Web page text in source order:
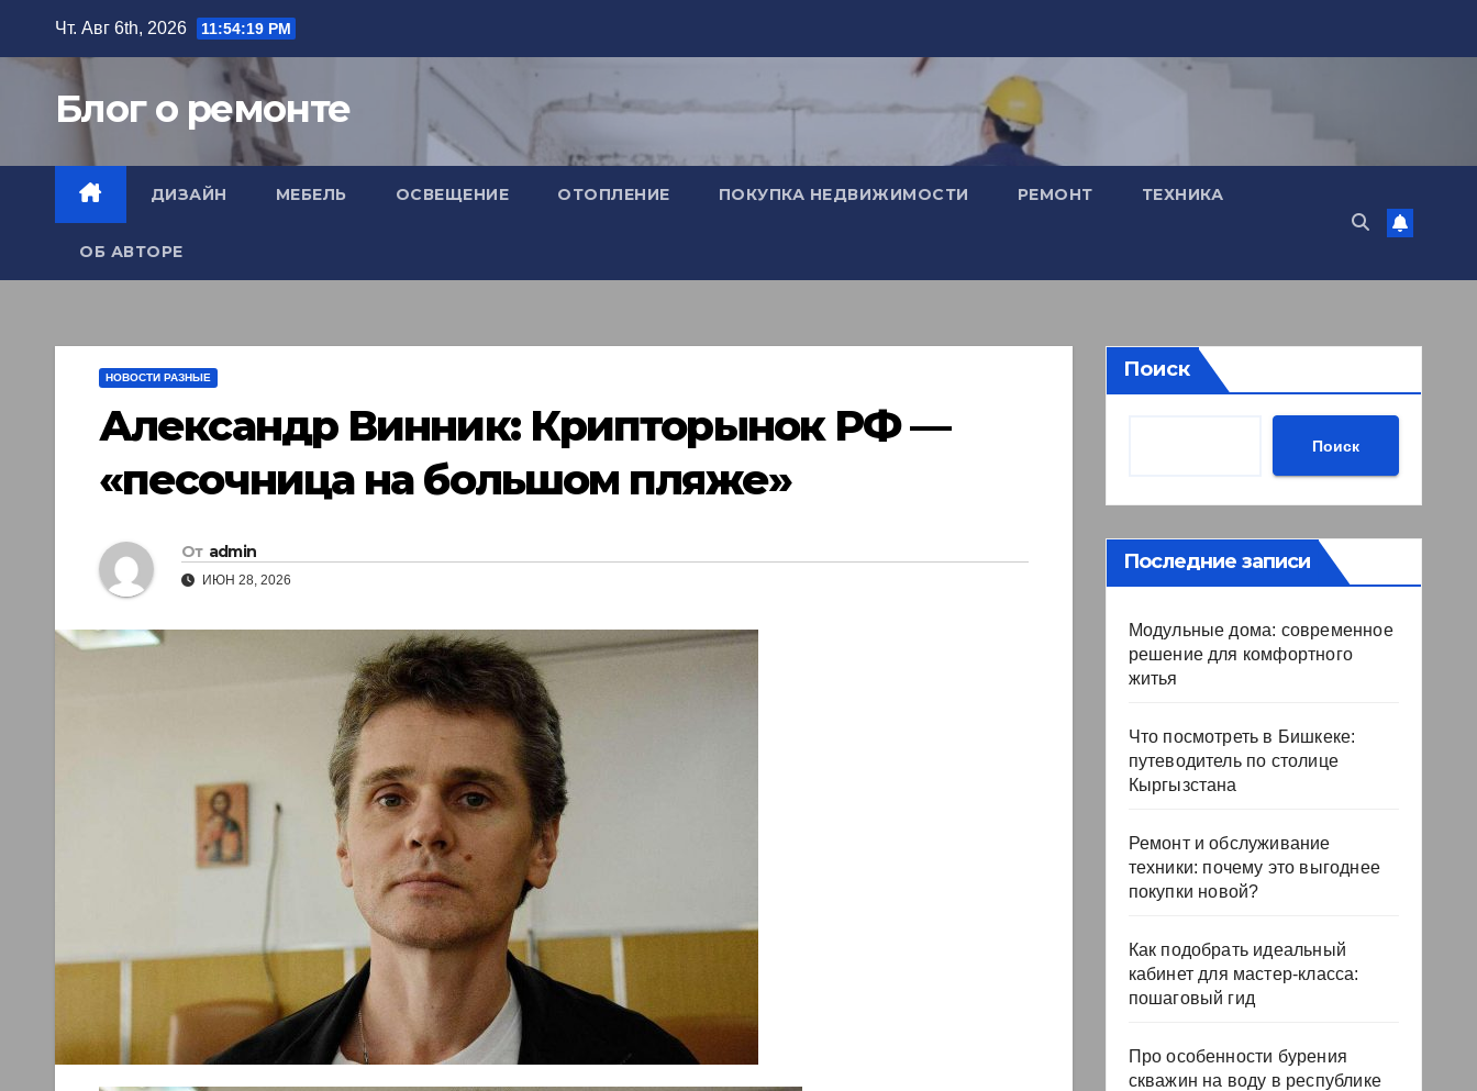
содержимому
Чт. Авг 6th, 2026 11:54:21 PM
Блог о ремонте
ДИЗАЙН МЕБЕЛЬ ОСВЕЩЕНИЕ ОТОПЛЕНИЕ ПОКУПКА НЕДВИЖИМОСТИ РЕМОНТ ТЕХНИКА
ОБ АВТОРЕ
НОВОСТИ РАЗНЫЕ
Александр Винник: Крипторынок РФ —
«песочница на большом пляже»
От admin
ИЮН 28, 2026
Поиск
Поиск
Последние записи
Модульные дома: современное
решение для комфортного
житья
Что посмотреть в Бишкеке:
путеводитель по столице
Кыргызстана
Ремонт и обслуживание
техники: почему это выгоднее
покупки новой?
Как подобрать идеальный
кабинет для мастер-класса:
пошаговый гид
Про особенности бурения
скважин на воду в республике